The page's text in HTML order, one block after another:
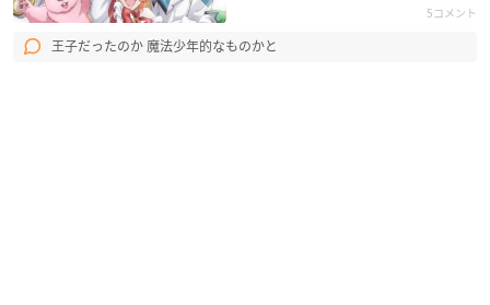
5コメント
王子だったのか 魔法少年的なものかと